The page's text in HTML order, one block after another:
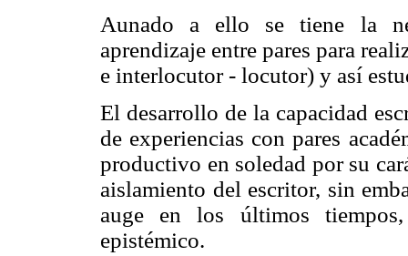
Aunado a ello se tiene la
aprendizaje entre pares para
e interlocutor - locutor) y así
El desarrollo de la capacidad
de experiencias con pares
productivo en soledad por su
aislamiento del escritor, sin
auge en los últimos
epistémico.